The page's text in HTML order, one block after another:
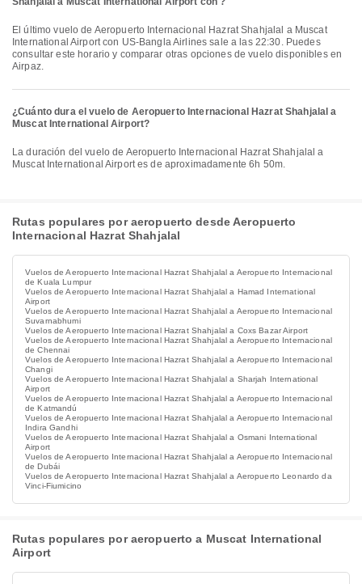
El último vuelo de Aeropuerto Internacional Hazrat Shahjalal a Muscat
International Airport con US-Bangla Airlines sale a las 22:30. Puedes
consultar este horario y comparar otras opciones de vuelo disponibles en
Airpaz.
¿Cuánto dura el vuelo de Aeropuerto Internacional Hazrat Shahjalal a
Muscat International Airport?
La duración del vuelo de Aeropuerto Internacional Hazrat Shahjalal a
Muscat International Airport es de aproximadamente 6h 50m.
Rutas populares por aeropuerto desde Aeropuerto
Internacional Hazrat Shahjalal
Vuelos de Aeropuerto Internacional Hazrat Shahjalal a Aeropuerto Internacional
de Kuala Lumpur
Vuelos de Aeropuerto Internacional Hazrat Shahjalal a Hamad International
Airport
Vuelos de Aeropuerto Internacional Hazrat Shahjalal a Aeropuerto Internacional
Suvarnabhumi
Vuelos de Aeropuerto Internacional Hazrat Shahjalal a Coxs Bazar Airport
Vuelos de Aeropuerto Internacional Hazrat Shahjalal a Aeropuerto Internacional
de Chennai
Vuelos de Aeropuerto Internacional Hazrat Shahjalal a Aeropuerto Internacional
Changi
Vuelos de Aeropuerto Internacional Hazrat Shahjalal a Sharjah International
Airport
Vuelos de Aeropuerto Internacional Hazrat Shahjalal a Aeropuerto Internacional
de Katmandú
Vuelos de Aeropuerto Internacional Hazrat Shahjalal a Aeropuerto Internacional
Indira Gandhi
Vuelos de Aeropuerto Internacional Hazrat Shahjalal a Osmani International
Airport
Vuelos de Aeropuerto Internacional Hazrat Shahjalal a Aeropuerto Internacional
de Dubái
Vuelos de Aeropuerto Internacional Hazrat Shahjalal a Aeropuerto Leonardo da
Vinci-Fiumicino
Rutas populares por aeropuerto a Muscat International
Airport